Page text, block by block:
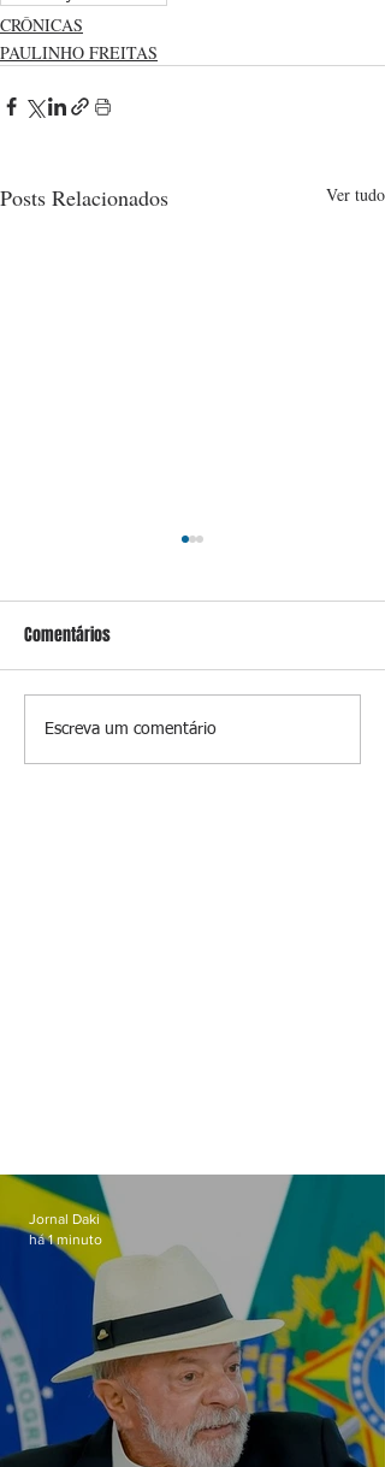
CRÔNICAS
PAULINHO FREITAS
Posts Relacionados Ver tudo
Conceição
Comentários
Escreva um comentário
Jornal Daki
há 1 minuto